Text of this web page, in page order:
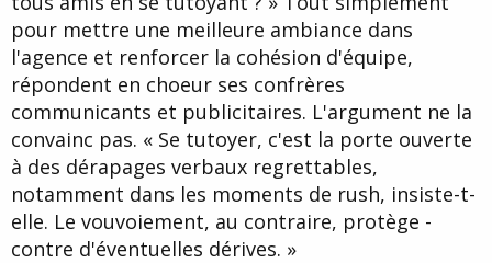
pour mettre une meilleure ambiance dans
l'agence et renforcer la cohésion d'équipe,
répondent en choeur ses confrères
communicants et publicitaires. L'argument ne la
convainc pas. « Se ­tutoyer, c'est la porte ouverte
à des dérapages verbaux regrettables,
notamment dans les moments de rush, insiste-t-
elle. Le vouvoiement, au contraire, protège ­
contre d'éventuelles dérives. »